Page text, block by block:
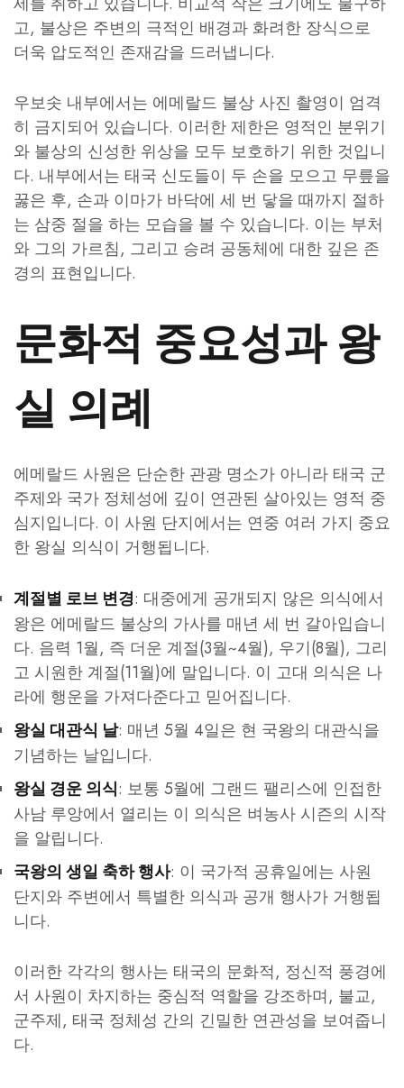
고, 불상은 주변의 극적인 배경과 화려한 장식으로
더욱 압도적인 존재감을 드러냅니다.
우보솟 내부에서는 에메랄드 불상 사진 촬영이 엄격
히 금지되어 있습니다. 이러한 제한은 영적인 분위기
와 불상의 신성한 위상을 모두 보호하기 위한 것입니
다. 내부에서는 태국 신도들이 두 손을 모으고 무릎을
꿇은 후, 손과 이마가 바닥에 세 번 닿을 때까지 절하
는 삼중 절을 하는 모습을 볼 수 있습니다. 이는 부처
와 그의 가르침, 그리고 승려 공동체에 대한 깊은 존
경의 표현입니다.
문화적 중요성과 왕
실 의례
에메랄드 사원은 단순한 관광 명소가 아니라 태국 군
주제와 국가 정체성에 깊이 연관된 살아있는 영적 중
심지입니다. 이 사원 단지에서는 연중 여러 가지 중요
한 왕실 의식이 거행됩니다.
계절별 로브 변경: 대중에게 공개되지 않은 의식에서
왕은 에메랄드 불상의 가사를 매년 세 번 갈아입습니
다. 음력 1월, 즉 더운 계절(3월~4월), 우기(8월), 그리
고 시원한 계절(11월)에 말입니다. 이 고대 의식은 나
라에 행운을 가져다준다고 믿어집니다.
왕실 대관식 날: 매년 5월 4일은 현 국왕의 대관식을
기념하는 날입니다.
왕실 경운 의식: 보통 5월에 그랜드 팰리스에 인접한
사남 루앙에서 열리는 이 의식은 벼농사 시즌의 시작
을 알립니다.
국왕의 생일 축하 행사: 이 국가적 공휴일에는 사원
단지와 주변에서 특별한 의식과 공개 행사가 거행됩
니다.
이러한 각각의 행사는 태국의 문화적, 정신적 풍경에
서 사원이 차지하는 중심적 역할을 강조하며, 불교,
군주제, 태국 정체성 간의 긴밀한 연관성을 보여줍니
다.